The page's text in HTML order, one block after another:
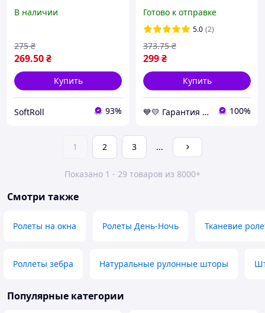
32,5х160 см
В наличии
269.50₴
275 ₴
Купить
SoftRoll 93%
шторка солнцезащитная
для авто и квартиры
Готово к отправке
5.0 (2)
299₴
373.75 ₴
Купить
💙💛 Гарантия хороших покупок 🎁🚚 ⤵ 100%
1 2 3 ...
Показано 1 - 29 товаров из 8000+
Смотри также
Ролеты на окна Ролеты День-Ночь Тканевие
Роллеты зебра Натуральные рулонные шторы
Популярные категории